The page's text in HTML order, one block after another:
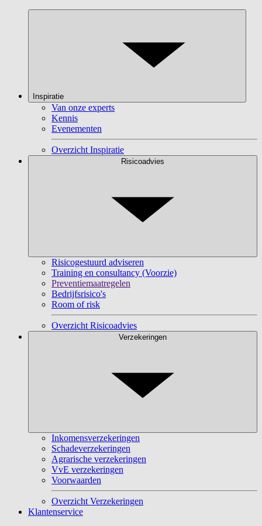
Inspiratie
Van onze experts
Kennis
Evenementen
Overzicht Inspiratie
Risicoadvies
Risicogestuurd adviseren
Training en consultancy (Voorzie)
Preventiemaatregelen
Bedrijfsrisico's
Room of risk
Overzicht Risicoadvies
Verzekeringen
Inkomensverzekeringen
Schadeverzekeringen
Agrarische verzekeringen
VvE verzekeringen
Voorwaarden
Overzicht Verzekeringen
Klantenservice